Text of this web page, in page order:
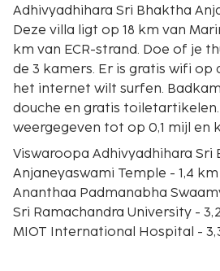
Adhivyadhihara Sri Bhaktha
Deze villa ligt op 18 km van
km van ECR-strand. Doe of je
de 3 kamers. Er is gratis wifi op
het internet wilt surfen.
douche en gratis
weergegeven tot op 0,1 mijl en
Viswaroopa Adhivyadhihara Sri
Anjaneyaswami Temple - 1,4 km
Ananthaa Padmanabha
Sri Ramachandra University -
MIOT International Hospital -